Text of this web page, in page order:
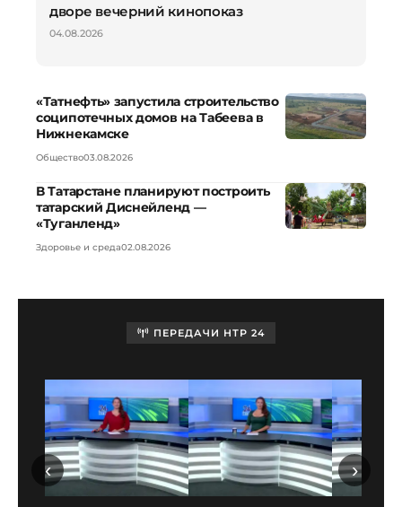
дворе вечерний кинопоказ
04.08.2026
«Татнефть» запустила строительство
соципотечных домов на Табеева в
Нижнекамске
Общество03.08.2026
В Татарстане планируют построить
татарский Диснейленд —
«Туганленд»
Здоровье и среда02.08.2026
ПЕРЕДАЧИ НТР 24
‹ ›